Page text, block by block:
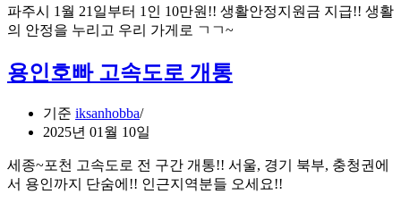
파주시 1월 21일부터 1인 10만원!! 생활안정지원금 지급!! 생활
의 안정을 누리고 우리 가게로 ㄱㄱ~
용인호빠 고속도로 개통
기준 iksanhobba
2025년 01월 10일
세종~포천 고속도로 전 구간 개통!! 서울, 경기 북부, 충청권에
서 용인까지 단숨에!! 인근지역분들 오세요!!